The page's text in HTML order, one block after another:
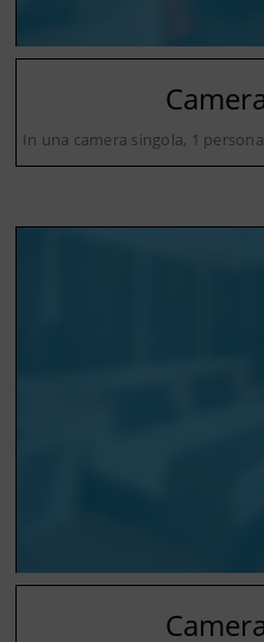
In una camera singola, 1